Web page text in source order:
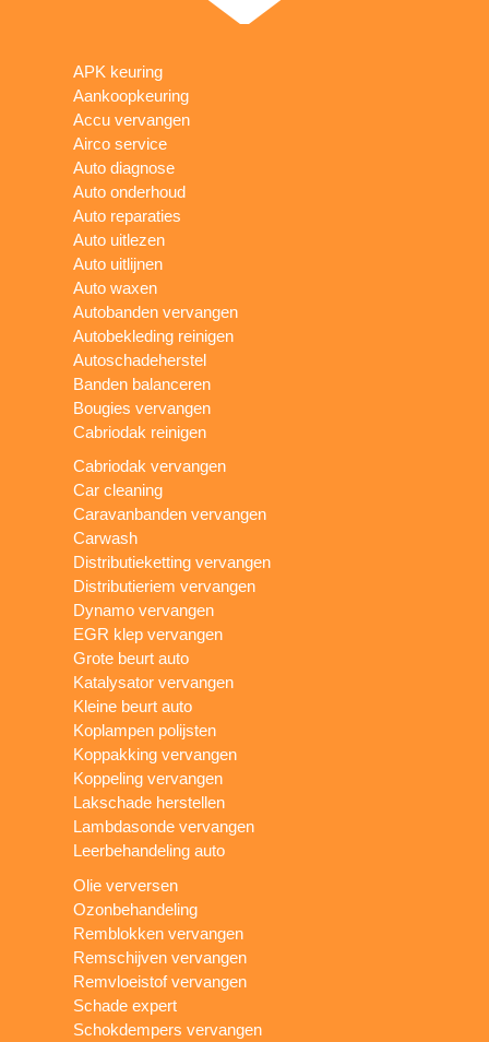
APK keuring
Aankoopkeuring
Accu vervangen
Airco service
Auto diagnose
Auto onderhoud
Auto reparaties
Auto uitlezen
Auto uitlijnen
Auto waxen
Autobanden vervangen
Autobekleding reinigen
Autoschadeherstel
Banden balanceren
Bougies vervangen
Cabriodak reinigen
Cabriodak vervangen
Car cleaning
Caravanbanden vervangen
Carwash
Distributieketting vervangen
Distributieriem vervangen
Dynamo vervangen
EGR klep vervangen
Grote beurt auto
Katalysator vervangen
Kleine beurt auto
Koplampen polijsten
Koppakking vervangen
Koppeling vervangen
Lakschade herstellen
Lambdasonde vervangen
Leerbehandeling auto
Olie verversen
Ozonbehandeling
Remblokken vervangen
Remschijven vervangen
Remvloeistof vervangen
Schade expert
Schokdempers vervangen